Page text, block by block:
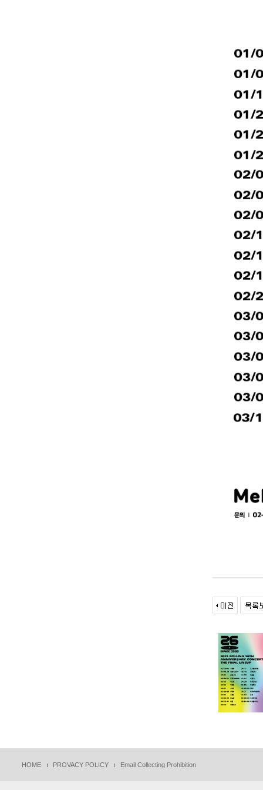
HOME PROVACY POLICY Email Collecting Prohibition